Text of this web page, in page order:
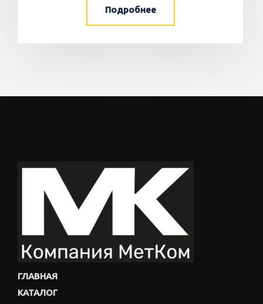
Подробнее
ГЛАВНАЯ
КАТАЛОГ